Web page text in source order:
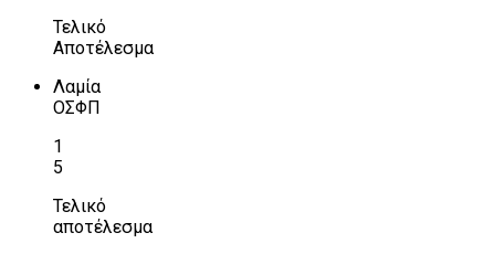
Τελικό
Αποτέλεσμα
Λαμία
ΟΣΦΠ
1
5
Τελικό
αποτέλεσμα